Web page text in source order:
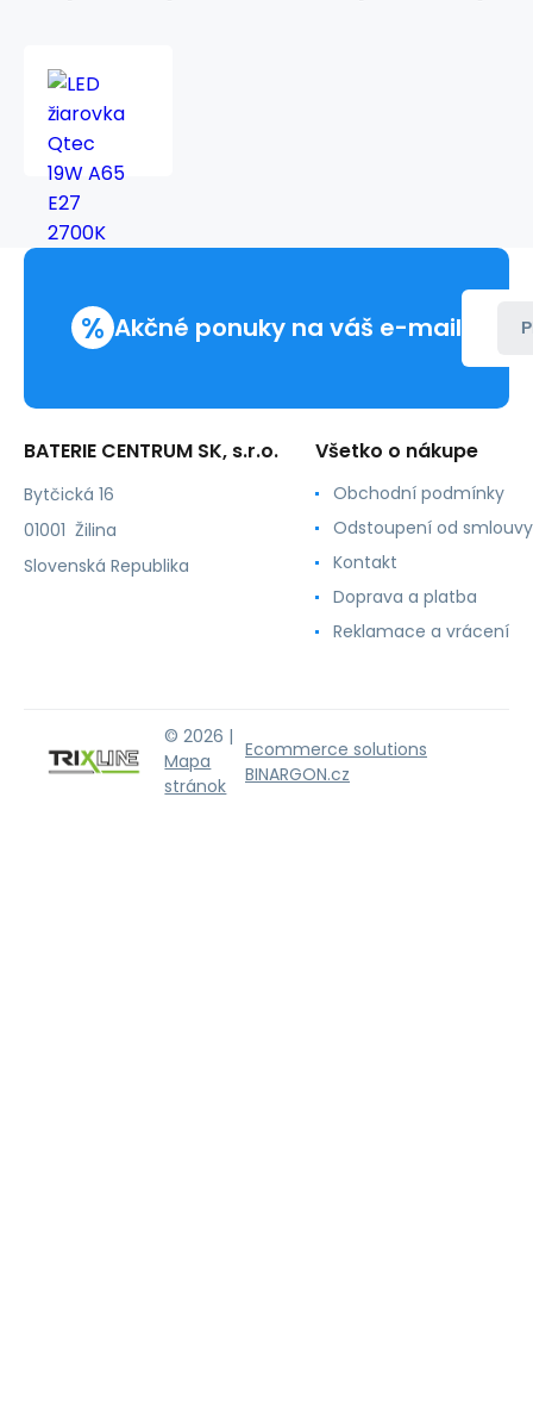
% Akčné ponuky na váš e-mail
BATERIE CENTRUM SK, s.r.o.
Bytčická 16
01001 Žilina
Slovenská Republika
Všetko o nákupe
Obchodní podmínky
Odstoupení od smlouvy
Kontakt
Doprava a platba
Reklamace a vrácení
© 2026 |
Mapa
stránok
Ecommerce solutions
BINARGON.cz